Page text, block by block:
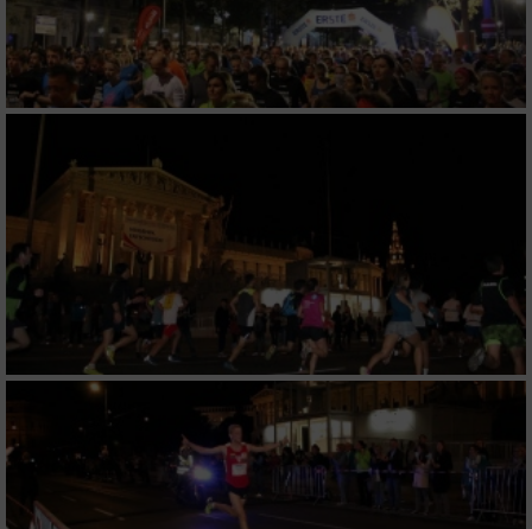
Verwendung von Profilen zur Auswahl
personalisierter Werbung
Erstellung von Profilen zur Personalisierung
von Inhalten
Verwendung von Profilen zur Auswahl
personalisierter Inhalte
Messung der Werbeleistung
Messung der Performance von Inhalten
Analyse von Zielgruppen durch Statistiken
oder Kombinationen von Daten aus
verschiedenen Quellen
Entwicklung und Verbesserung der Angebote